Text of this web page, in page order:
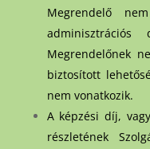
Megrendelő
Megrendelőnek
biztosított
nem vonatkozik.
A képzési díj,
részletének